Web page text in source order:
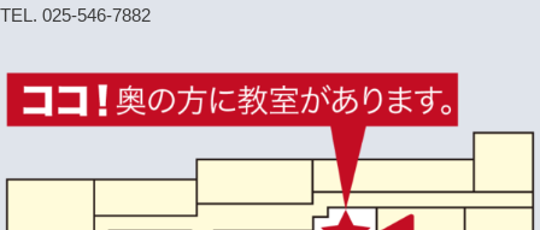
TEL. 025-546-7882